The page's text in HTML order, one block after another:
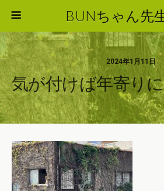
BUNちゃん先
2024年1月11日
気が付けば年寄り